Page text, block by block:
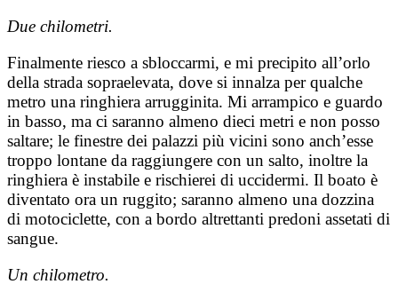
Due chilometri.
Finalmente riesco a sbloccarmi, e mi precipito all’orlo
della strada sopraelevata, dove si innalza per qualche
metro una ringhiera arrugginita. Mi arrampico e guardo
in basso, ma ci saranno almeno dieci metri e non posso
saltare; le finestre dei palazzi più vicini sono anch’esse
troppo lontane da raggiungere con un salto, inoltre la
ringhiera è instabile e rischierei di uccidermi. Il boato è
diventato ora un ruggito; saranno almeno una dozzina
di motociclette, con a bordo altrettanti predoni assetati di
sangue.
Un chilometro.